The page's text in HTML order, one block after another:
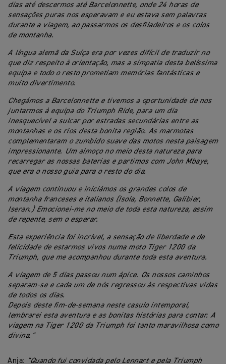
dias até descermos até Barcelonnette, onde 24 horas de
sensações puras nos esperavam e eu estava sem palavras
durante a viagem, ao passarmos os desfiladeiros e os colos
de montanha.
A língua alemã da Suíça era por vezes difícil de traduzir no
que diz respeito à orientação, mas a simpatia desta belíssima
equipa e todo o resto prometiam memórias fantásticas e
muito divertimento.
Chegámos a Barcelonnette e tivemos a oportunidade de nos
juntarmos à equipa do Triumph Ride, para um dia
inesquecível a sulcar por estradas secundárias entre as
montanhas e os rios desta bonita região. As marmotas
complementaram o zumbido suave das motos nesta paisagem
impressionante. Um almoço no meio desta natureza para
recarregar as nossas baterias e partimos com John Mbaye,
que era o nosso guia para o resto do dia.
A viagem continuou e iniciámos os grandes colos de
montanha franceses e italianos (Isola, Bonnette, Galibier,
Iseran.) Emocionei-me no meio de toda esta natureza, assim
de repente, sem o esperar.
Esta experiência foi incrível, a sensação de liberdade e de
felicidade de estarmos vivos numa moto Tiger 1200 da
Triumph, que me acompanhou durante toda esta aventura.
A viagem de 5 dias passou num ápice. Os nossos caminhos
separam-se e cada um de nós regressou às respectivas vidas
de todos os dias.
Depois deste fim-de-semana neste casulo intemporal,
lembrarei esta aventura e as bonitas histórias para contar. A
viagem na Tiger 1200 da Triumph foi tanto maravilhosa como
divina."
Anja: "Quando fui convidada pelo Lennart e pela Triumph